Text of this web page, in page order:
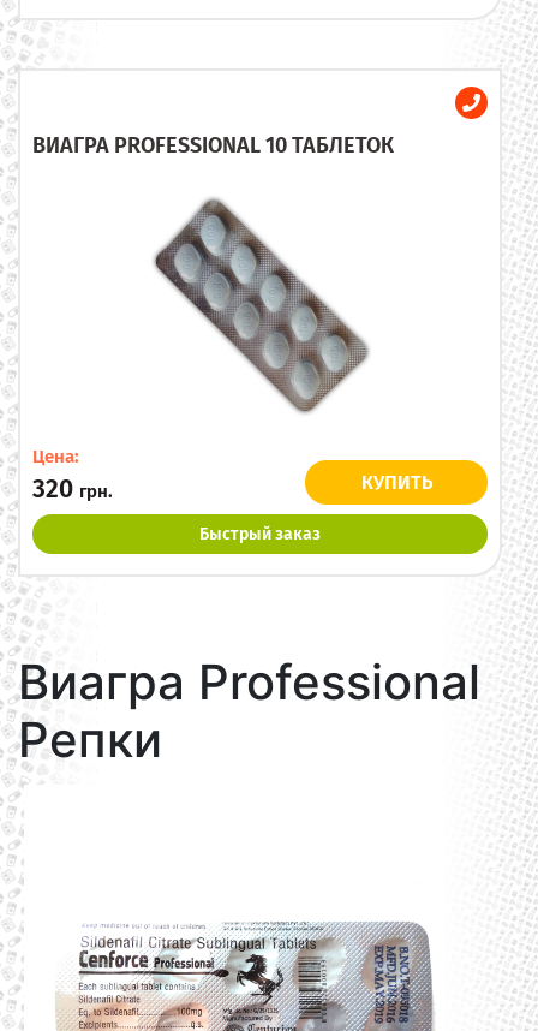
ВИАГРА PROFESSIONAL 10 ТАБЛЕТОК
Цена:
320 грн. КУПИТЬ
Быстрый заказ
Виагра Professional
Репки